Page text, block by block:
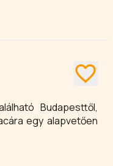
Budapesttől,
egy alapvetően